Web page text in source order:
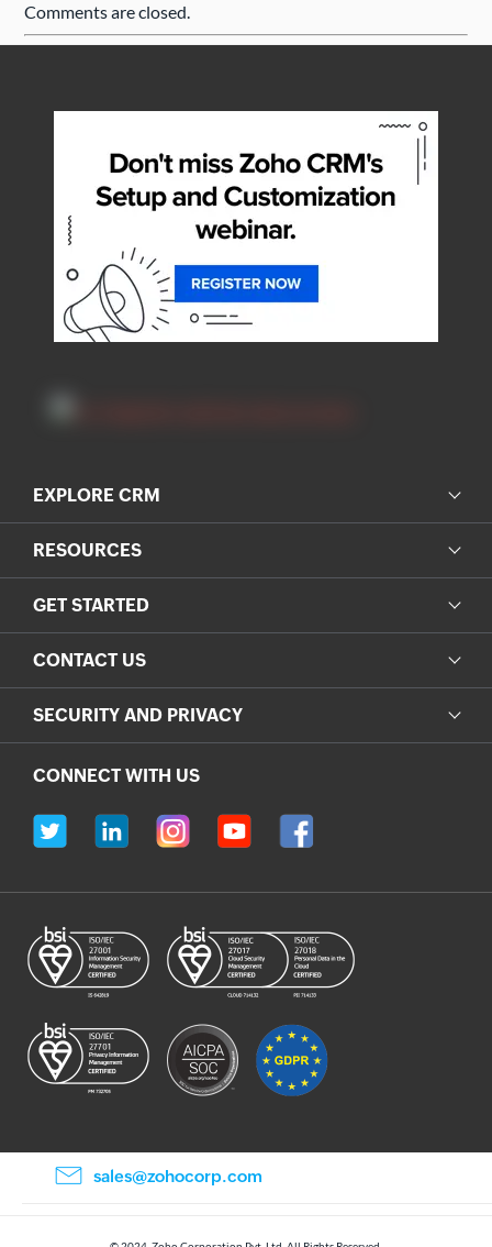
Comments are closed.
EXPLORE CRM
RESOURCES
GET STARTED
CONTACT US
SECURITY AND PRIVACY
CONNECT WITH US
sales@zohocorp.com